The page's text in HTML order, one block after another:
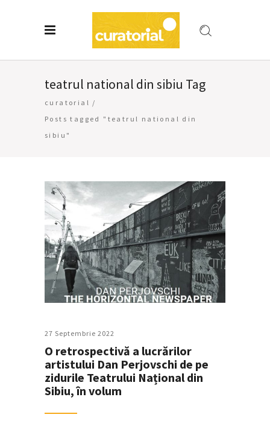
teatrul national din sibiu Tag
curatorial /
Posts tagged "teatrul national din
sibiu"
27 Septembrie 2022
O retrospectivă a lucrărilor
artistului Dan Perjovschi de pe
zidurile Teatrului Național din
Sibiu, în volum